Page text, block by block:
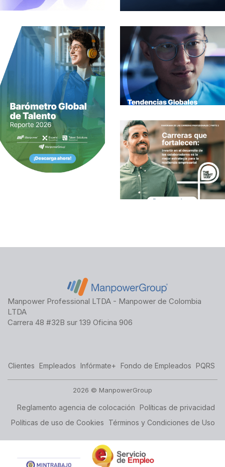
TENDENCIAS
GLOBALES
SOBRE EL
FUTURO DEL
TRABAJO –
2026
investigaciones
PANORAMA
DE LAS
CARRERAS
PROFESIONA
LES | PARTE 2
Manpower Professional LTDA - Manpower de Colombia
LTDA
Carrera 48 #32B sur 139 Oficina 906
Clientes Empleados Infórmate+ Fondo de Empleados PQRS
2026 © ManpowerGroup
Reglamento agencia de colocación Políticas de privacidad
Políticas de uso de Cookies
Términos y Condiciones de Uso